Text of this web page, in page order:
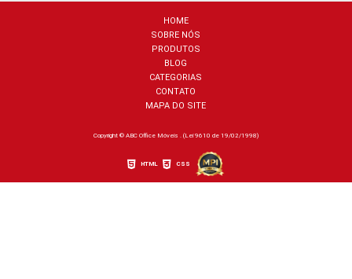
HOME
SOBRE NÓS
PRODUTOS
BLOG
CATEGORIAS
CONTATO
MAPA DO SITE
Copyright © ABC Office Móveis . (Lei 9610 de 19/02/1998)
HTML CSS